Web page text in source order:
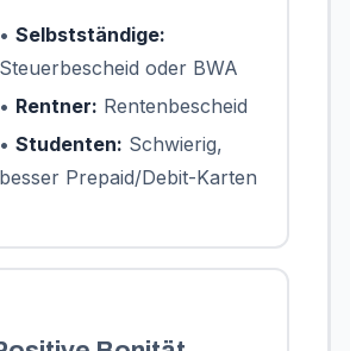
• Selbstständige:
Steuerbescheid oder BWA
• Rentner: Rentenbescheid
• Studenten: Schwierig,
besser Prepaid/Debit-Karten